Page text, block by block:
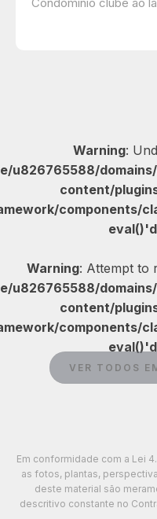
Warning:
u826765588/
content/
components/
Warning: Attempt to
u826765588/
content/
components/
VER TODOS
Em conformidade com a Lei
as fotos, plantas,
deste material são
descritivo constante no